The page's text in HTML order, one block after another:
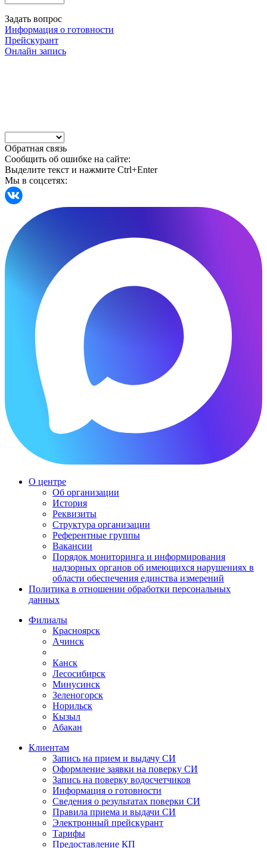
Задать вопрос
Информация о готовности
Прейскурант
Онлайн запись
Обратная связь
Сообщить об ошибке на сайте:
Выделите текст и нажмите Ctrl+Enter
Мы в соцсетях:
О центре
Об организации
История
Реквизиты
Структура организации
Референтные группы
Вакансии
Порядок мониторинга и информирования
надзорных органов об имеющихся нарушениях в
области обеспечения единства измерений
Политика в отношении обработки персональных
данных
Филиалы
Красноярск
Ачинск
Канск
Лесосибирск
Минусинск
Зеленогорск
Норильск
Кызыл
Абакан
Клиентам
Запись на прием и выдачу СИ
Оформление заявки на поверку СИ
Запись на поверку водосчетчиков
Информация о готовности
Сведения о результатах поверки СИ
Правила приема и выдачи СИ
Электронный прейскурант
Тарифы
Предоставление КП